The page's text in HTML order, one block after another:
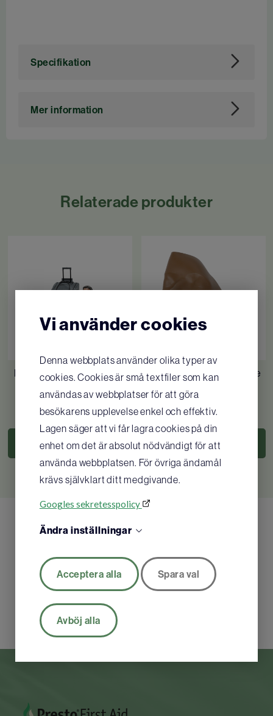
Vi använder cookies
Denna webbplats använder olika typer av
cookies. Cookies är små textfiler som kan
användas av webbplatser för att göra
besökarens upplevelse enkel och effektiv.
Lagen säger att vi får lagra cookies på din
enhet om det är absolut nödvändigt för att
använda webbplatsen. För övriga ändamål
krävs självklart ditt medgivande.
Googles sekretesspolicy
Ändra inställningar
Acceptera alla Spara val
Avböj alla
Specifikation
Mer information
Relaterade produkter
Little Family QCPR mörk
11 963SEK / st
KÖP
Resusci Anne/Little Anne
894SEK/ st
KÖP